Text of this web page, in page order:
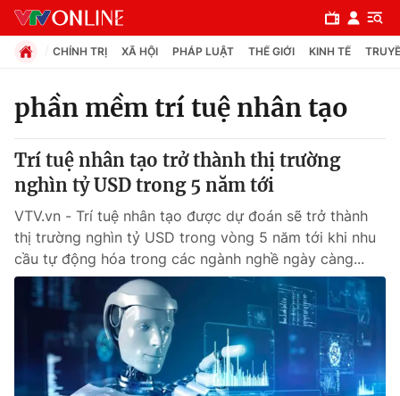
Chuyên mục
Chính trị
Xã hội
Pháp luật
Thế giới
CHÍNH TRỊ XÃ HỘI PHÁP LUẬT THẾ GIỚI KINH TẾ
phần mềm trí tuệ nhân tạo
Trí tuệ nhân tạo trở thành thị trường
nghìn tỷ USD trong 5 năm tới
VTV.vn - Trí tuệ nhân tạo được dự đoán sẽ trở thành
thị trường nghìn tỷ USD trong vòng 5 năm tới khi nhu
cầu tự động hóa trong các ngành nghề ngày càng...